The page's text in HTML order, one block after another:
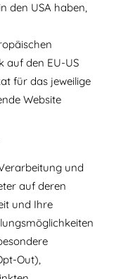
den USA haben,
auf den EU-US
für das jeweilige
Website
und
auf deren
und Ihre
Out),